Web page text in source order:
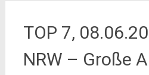
TOP 7,
NRW – Große